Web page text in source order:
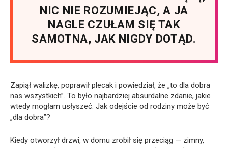
NIC NIE ROZUMIEJĄC, A JA
NAGLE CZUŁAM SIĘ TAK
SAMOTNA, JAK NIGDY DOTĄD.
Zapiął walizkę, poprawił plecak i powiedział, że „to dla dobra
nas wszystkich”. To było najbardziej absurdalne zdanie, jakie
wtedy mogłam usłyszeć. Jak odejście od rodziny może być
„dla dobra”?
Kiedy otworzył drzwi, w domu zrobił się przeciąg — zimny,